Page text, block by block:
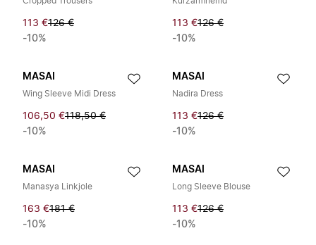
113 €126 €
-10%
113 €126 €
-10%
MASAI
Wing Sleeve Midi Dress
106,50 €118,50 €
-10%
MASAI
Nadira Dress
113 €126 €
-10%
MASAI
Manasya Linkjole
163 €181 €
-10%
MASAI
Long Sleeve Blouse
113 €126 €
-10%